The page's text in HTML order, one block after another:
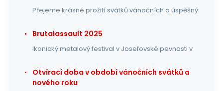
Přejeme krásné prožití svátků vánočních a úspěšný
Brutalassault 2025
Ikonický metalový festival v Josefovské pevnosti v
Otvírací doba v období vánočních svátků a
nového roku